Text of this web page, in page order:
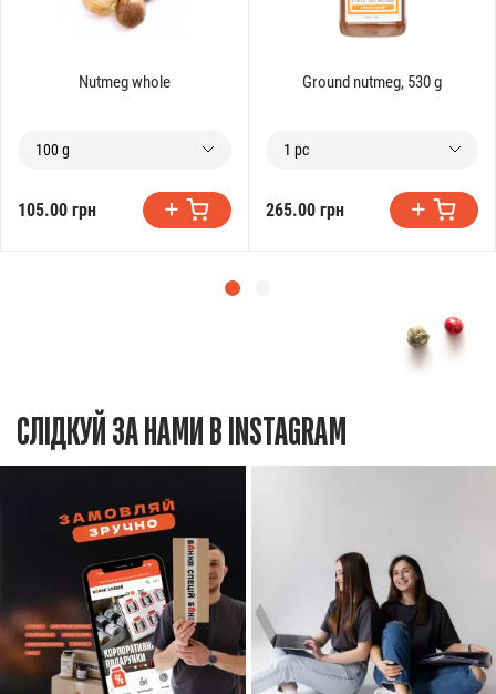
Nutmeg whole
100 g
105.00 грн
Ground nutmeg, 530 g
1 pc
265.00 грн
СЛІДКУЙ ЗА НАМИ В INSTAGRAM